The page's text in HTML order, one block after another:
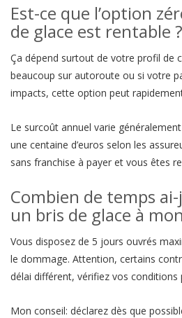
Est-ce que l’option
de glace est rentable ?
Ça dépend surtout de votre profil de
beaucoup sur autoroute ou si votre
impacts, cette option peut
Le surcoût annuel varie
une centaine d’euros selon les
sans franchise à payer et vous êtes
Combien de temps
un bris de glace à
Vous disposez de 5 jours ouvrés
le dommage. Attention, certains
délai différent, vérifiez vos conditions
Mon conseil: déclarez dès que